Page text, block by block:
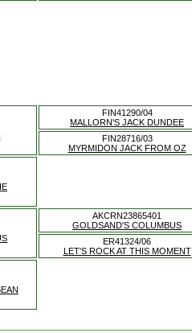
FIN41290/04
MALLORN'S JACK DUNDEE
FIN28716/03
MYRMIDON JACK FROM OZ
AKCRN23865401
GOLDSAND'S COLUMBUS
ER41324/06
LET'S ROCK AT THIS MOMENT